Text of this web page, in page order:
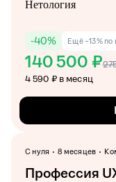
-40% Ещё −13%
140 500 ₽
4 590 ₽ в месяц
С нуля 8 месяцев
Профессия